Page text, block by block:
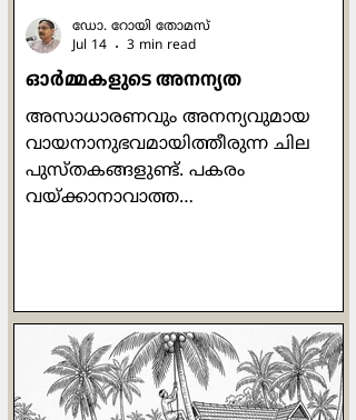
ഓര്‍മ്മകളുടെ അനന്യത
അസാധാരണവും അനന്യവുമായ
വായനാനുഭവമായിത്തീരുന്ന ചില
പുസ്തകങ്ങളുണ്ട്. പകരം
വയ്ക്കാനാവാത്ത
വരിയാണ് ശീര്‍ഷകമായി
മാറിയിരിക്കുന്നത്. സ്വന്തം
അമ്മയെക്കുറിച്ചെഴുതുമ്പോള്‍തന്നെ
ദേശവും കാലവും രാഷ്ട്രീയവും എല്ലാം
ഡോ. റോയി തോമസ്
Jul 14
3 min read